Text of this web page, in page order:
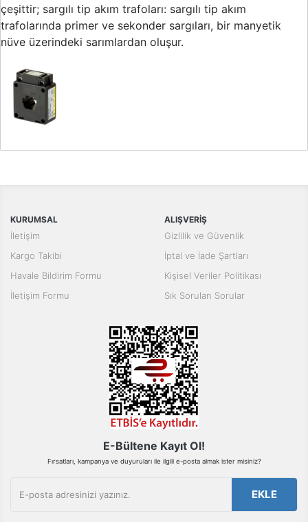
çeşittir; sargılı tip akım trafoları: sargılı tip akım
trafolarında primer ve sekonder sargıları, bir manyetik
nüve üzerindeki sarımlardan oluşur.
Yorum Yaz
Bu ürünün fiyat bilgisi, resim, ürün açıklamalarında ve diğer
Ürün resmi kalitesiz, bozuk veya görüntülenemiyor.
Ürün fiyatı diğer sitelerden daha pahalı.
Bu ürüne benzer farklı alternatifler olmalı.
Gönder
KURUMSAL
İletişim
Kargo Takibi
Havale Bildirim Formu
İletişim Formu
ALIŞVERİŞ
Gizlilik ve Güvenlik
İptal ve İade Şartları
Kişisel Veriler Politikası
Sık Sorulan Sorular
E-Bültene Kayıt Ol!
Fırsatları, kampanya ve duyuruları ile ilgili e-posta almak ister misiniz?
EKLE